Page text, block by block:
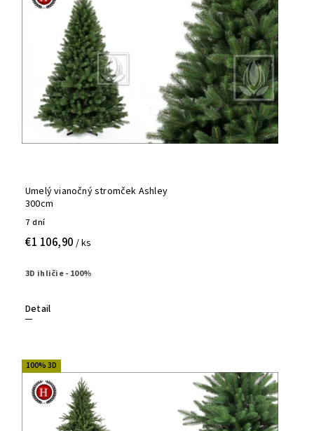
Umelý vianočný stromček Ashley
300cm
7 dní
€1 106,90 / ks
Detail
3D ihličie - 100%
100% 3D